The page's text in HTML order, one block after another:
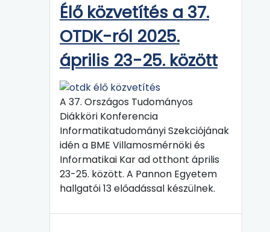
Élő közvetítés a 37.
OTDK-ról 2025.
április 23-25. között
A 37. Országos Tudományos
Diákköri Konferencia
Informatikatudományi Szekciójának
idén a BME Villamosmérnöki és
Informatikai Kar ad otthont április
23-25. között. A Pannon Egyetem
hallgatói 13 előadással készülnek.